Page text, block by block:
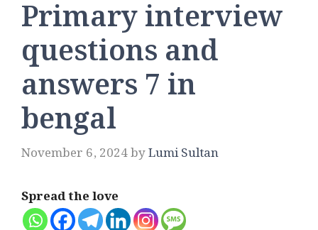
Primary interview
questions and
answers 7 in
bengal
November 6, 2024byLumi Sultan
Spread the love